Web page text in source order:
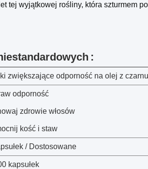
tej wyjątkowej rośliny, która szturmem
:
zwiększające odporność na olej z
odporność
zdrowie włosów
kość i staw
/ Dostosowane
kapsułek